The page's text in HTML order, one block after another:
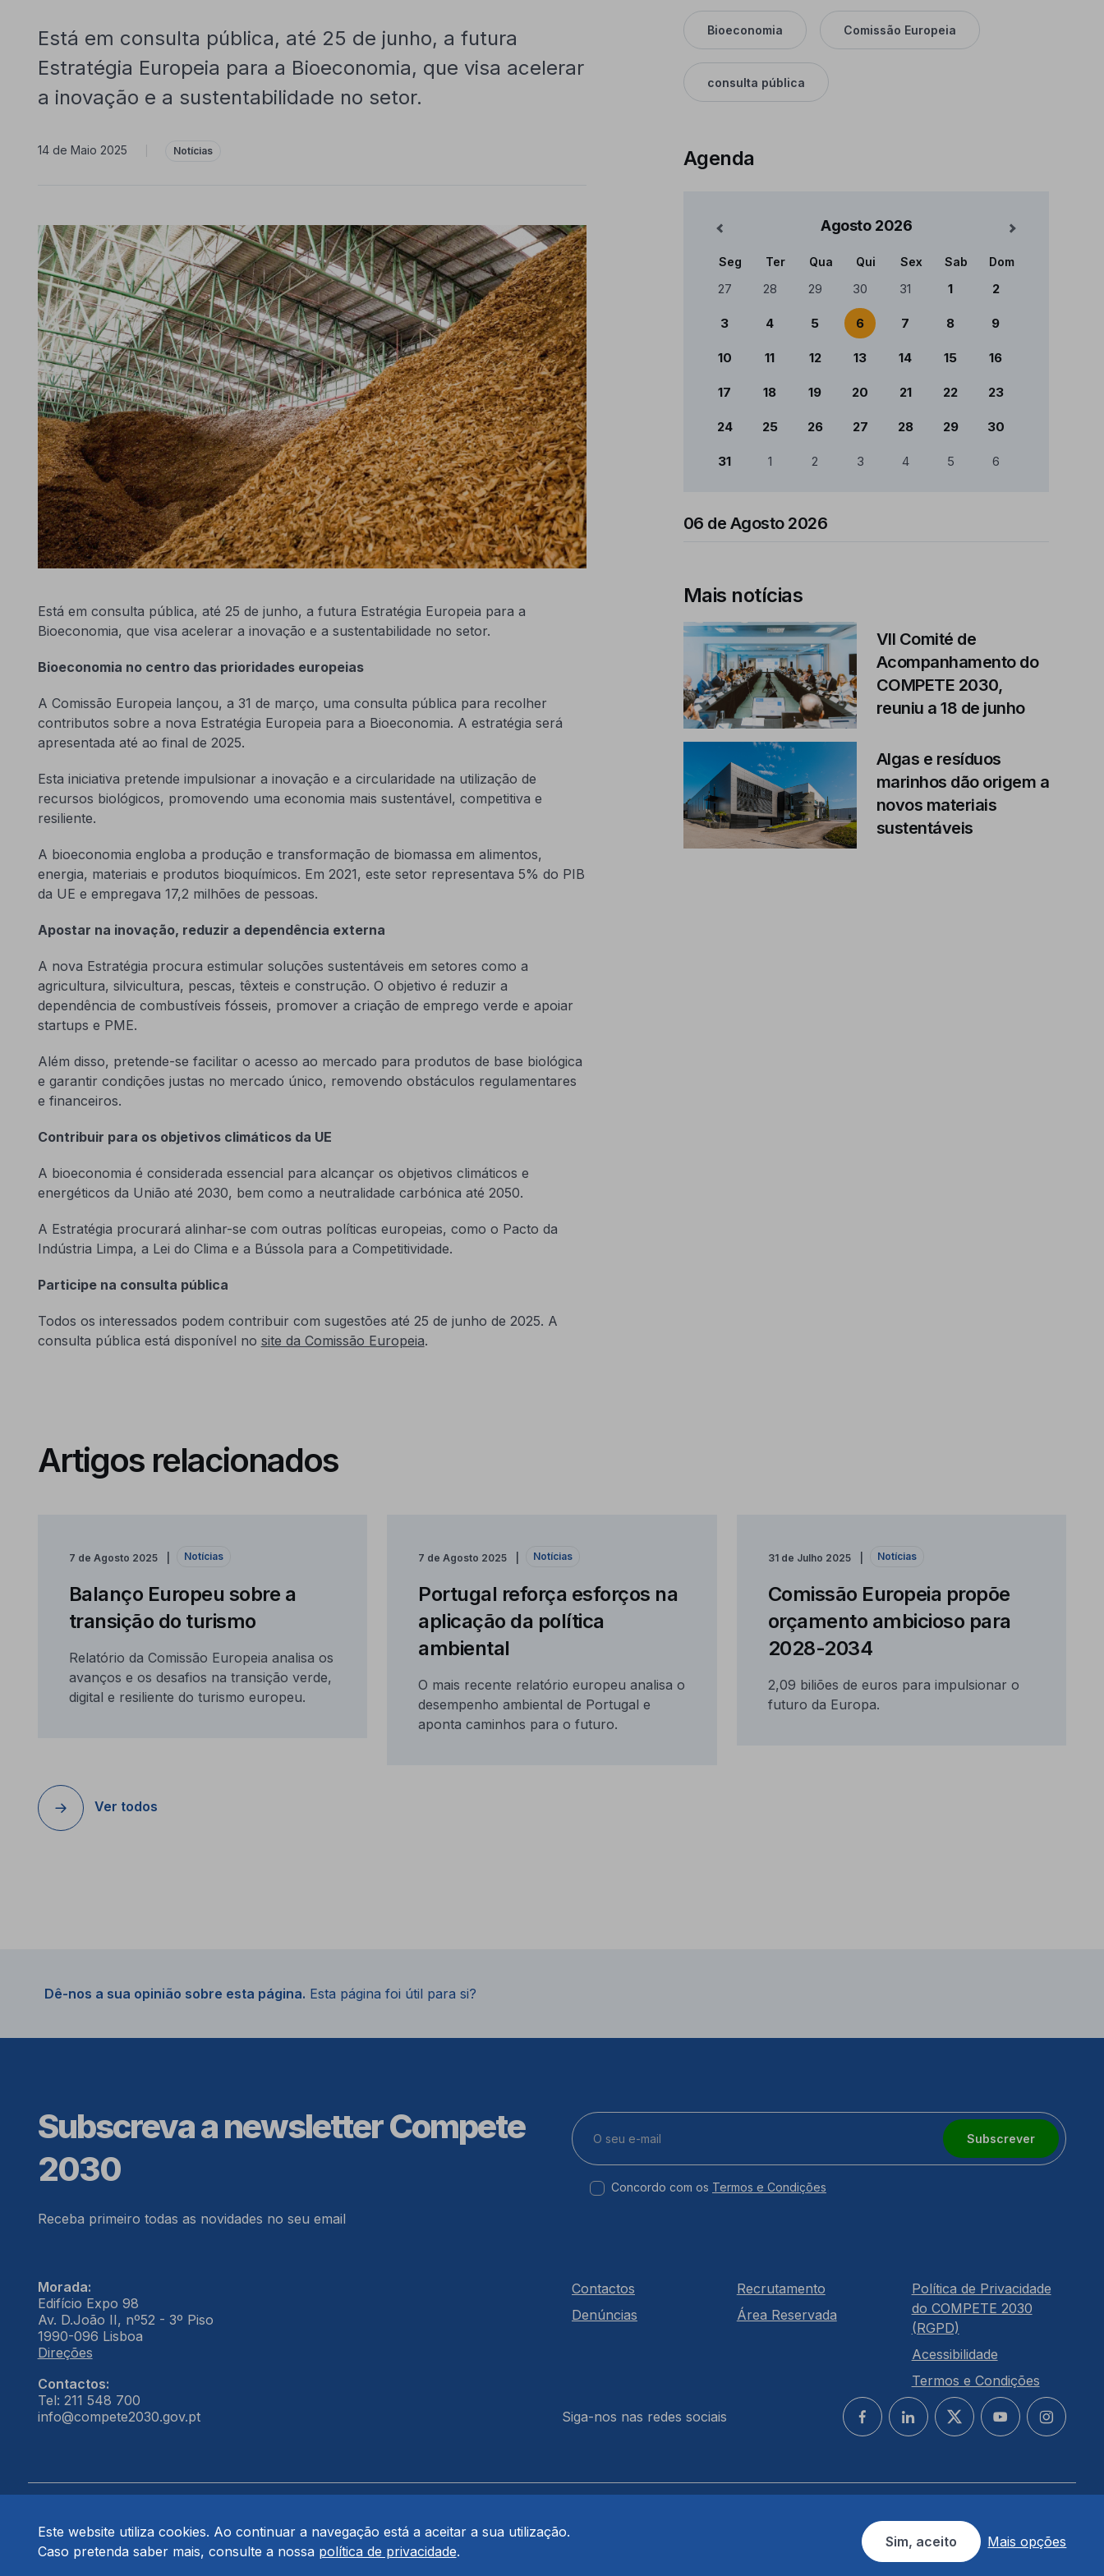
Este website utiliza cookies. Ao continuar a navegação está a aceitar a sua utilização.
Caso pretenda saber mais, consulte a nossa política de privacidade.
Sim, aceito Mais opções
Está em consulta pública, até 25 de junho, a futura
Estratégia Europeia para a Bioeconomia, que visa acelerar
a inovação e a sustentabilidade no setor.
14 de Maio 2025 Notícias
Está em consulta pública, até 25 de junho, a futura Estratégia Europeia para a
Bioeconomia, que visa acelerar a inovação e a sustentabilidade no setor.
Bioeconomia no centro das prioridades europeias
A Comissão Europeia lançou, a 31 de março, uma consulta pública para recolher
contributos sobre a nova Estratégia Europeia para a Bioeconomia. A estratégia será
apresentada até ao final de 2025.
Esta iniciativa pretende impulsionar a inovação e a circularidade na utilização de
recursos biológicos, promovendo uma economia mais sustentável, competitiva e
resiliente.
A bioeconomia engloba a produção e transformação de biomassa em alimentos,
energia, materiais e produtos bioquímicos. Em 2021, este setor representava 5% do PIB
da UE e empregava 17,2 milhões de pessoas.
Apostar na inovação, reduzir a dependência externa
A nova Estratégia procura estimular soluções sustentáveis em setores como a
agricultura, silvicultura, pescas, têxteis e construção. O objetivo é reduzir a
dependência de combustíveis fósseis, promover a criação de emprego verde e apoiar
startups e PME.
Além disso, pretende-se facilitar o acesso ao mercado para produtos de base biológica
e garantir condições justas no mercado único, removendo obstáculos regulamentares
e financeiros.
Contribuir para os objetivos climáticos da UE
A bioeconomia é considerada essencial para alcançar os objetivos climáticos e
energéticos da União até 2030, bem como a neutralidade carbónica até 2050.
A Estratégia procurará alinhar-se com outras políticas europeias, como o Pacto da
Indústria Limpa, a Lei do Clima e a Bússola para a Competitividade.
Participe na consulta pública
Todos os interessados podem contribuir com sugestões até 25 de junho de 2025. A
consulta pública está disponível no site da Comissão Europeia.
Bioeconomia Comissão Europeia
consulta pública
Agenda
Agosto 2026
Mês Anterior Mês Seguinte
Calendário
Seg Ter Qua Qui Sex Sab Dom
27 28 29 30 31 1 2
3 4 5 6 7 8 9
10 11 12 13 14 15 16
17 18 19 20 21 22 23
24 25 26 27 28 29 30
31 1 2 3 4 5 6
06 de Agosto 2026
Mais notícias
VII Comité de
Acompanhamento do
COMPETE 2030,
reuniu a 18 de junho
Algas e resíduos
marinhos dão origem a
novos materiais
sustentáveis
Artigos relacionados
7 de Agosto 2025 Notícias
Balanço Europeu sobre a
transição do turismo
Relatório da Comissão Europeia analisa os
avanços e os desafios na transição verde,
digital e resiliente do turismo europeu.
7 de Agosto 2025 Notícias
Portugal reforça esforços na
aplicação da política
ambiental
O mais recente relatório europeu analisa o
desempenho ambiental de Portugal e
aponta caminhos para o futuro.
31 de Julho 2025 Notícias
Comissão Europeia propõe
orçamento ambicioso para
2028-2034
2,09 biliões de euros para impulsionar o
futuro da Europa.
Ver todos
Dê-nos a sua opinião sobre esta página. Esta página foi útil para si?
Subscreva a newsletter Compete
2030
Receba primeiro todas as novidades no seu email
Subscrever
Concordo com os Termos e Condições
Morada:
Edifício Expo 98
Av. D.João II, nº52 - 3º Piso
1990-096 Lisboa
Direções
Contactos:
Tel: 211 548 700
info@compete2030.gov.pt
Contactos
Denúncias
Recrutamento
Área Reservada
Política de Privacidade
do COMPETE 2030
(RGPD)
Acessibilidade
Termos e Condições
Siga-nos nas redes sociais
© COMPETE 2030. Todos os direitos reservados.